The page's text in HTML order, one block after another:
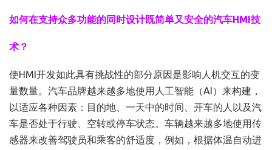
如何在支持众多功能的同时设计既简单又安全的汽车HMI技
术？
使HMI开发如此具有挑战性的部分原因是影响人机交互的变
量数量。汽车品牌越来越多地使用人工智能（AI）来构建，
以适应各种因素：目的地、一天中的时间、开车的人以及汽
车是否处于行驶、空转或停车状态。车辆越来越多地使用传
感器来改善驾驶员和乘客的舒适度，例如，根据体温自动进